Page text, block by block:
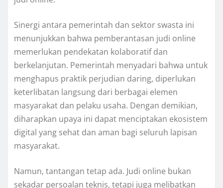
Sinergi antara pemerintah dan sektor swasta ini
menunjukkan bahwa pemberantasan judi online
memerlukan pendekatan kolaboratif dan
berkelanjutan. Pemerintah menyadari bahwa untuk
menghapus praktik perjudian daring, diperlukan
keterlibatan langsung dari berbagai elemen
masyarakat dan pelaku usaha. Dengan demikian,
diharapkan upaya ini dapat menciptakan ekosistem
digital yang sehat dan aman bagi seluruh lapisan
masyarakat.
Namun, tantangan tetap ada. Judi online bukan
sekadar persoalan teknis, tetapi juga melibatkan